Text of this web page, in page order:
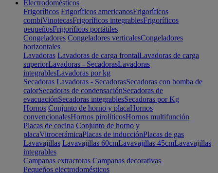
Electrodomésticos
Frigoríficos Frigoríficos americanosFrigoríficos
combiVinotecasFrigoríficos integrablesFrigoríficos
pequeñosFrigoríficos portátiles
Congeladores Congeladores verticalesCongeladores
horizontales
Lavadoras Lavadoras de carga frontalLavadoras de carga
superiorLavadoras - SecadorasLavadoras
integrablesLavadoras por kg
Secadoras Lavadoras - SecadorasSecadoras con bomba de
calorSecadoras de condensaciónSecadoras de
evacuaciónSecadoras integrablesSecadoras por Kg
Hornos Conjunto de horno y placaHornos
convencionalesHornos pirolíticosHornos multifunción
Placas de cocina Conjunto de horno y
placaVitrocerámicaPlacas de inducciónPlacas de gas
Lavavajillas Lavavajillas 60cmLavavajillas 45cmLavavajillas
integrables
Campanas extractoras Campanas decorativas
Pequeños electrodomésticos